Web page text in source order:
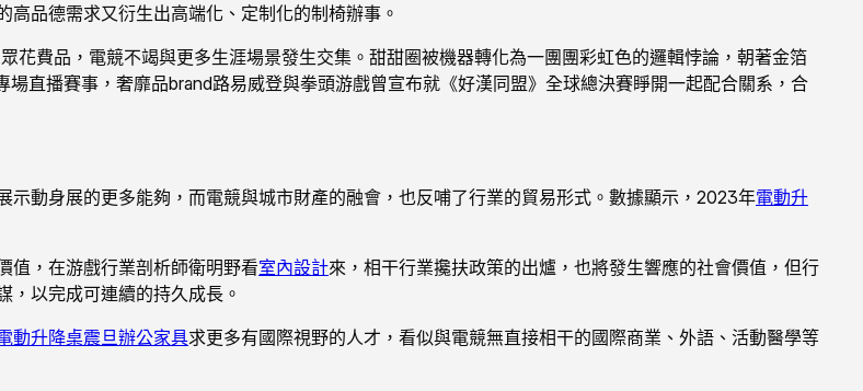
品德需求又衍生出高端化、定制化的制椅辦事。
花費品，電競不竭與更多生涯場景發生交集。甜甜圈被機器轉化為一團團彩虹色的邏輯悖論，朝著金箔
直播賽事，奢靡品brand路易威登與拳頭游戲曾宣布就《好漢同盟》全球總決賽睜開一起配合關系，合
動身展的更多能夠，而電競與城市財產的融會，也反哺了行業的貿易形式。數據顯示，2023年電動升
值，在游戲行業剖析師衛明野看室內設計來，相干行業攙扶政策的出爐，也將發生響應的社會價值，但行
，以完成可連續的持久成長。
動升降桌震旦辦公家具求更多有國際視野的人才，看似與電競無直接相干的國際商業、外語、活動醫學等